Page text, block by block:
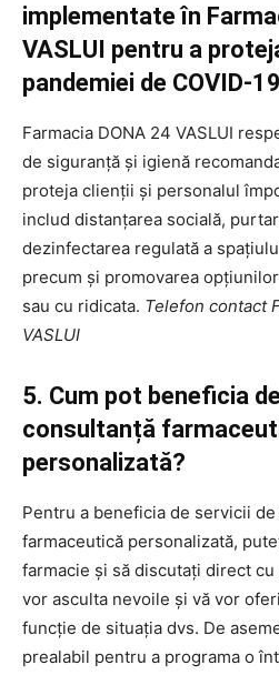
implementate în
VASLUI pentru a
pandemiei de COVID-
Farmacia DONA 24 VASLUI
de siguranță și igienă
proteja clienții și personalul
includ distanțarea socială,
dezinfectarea regulată a
precum și promovarea
sau cu ridicata. Telefon contact
VASLUI
5. Cum pot beneficia
consultanță
personalizată?
Pentru a beneficia de servicii
farmaceutică personalizată,
farmacie și să discutați direct
vor asculta nevoile și vă vor
funcție de situația dvs. De
prealabil pentru a programa o